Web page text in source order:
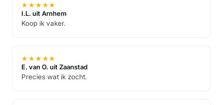
★★★★★
I.L. uit Arnhem
Koop ik vaker.
★★★★★
E. van O. uit Zaanstad
Precies wat ik zocht.